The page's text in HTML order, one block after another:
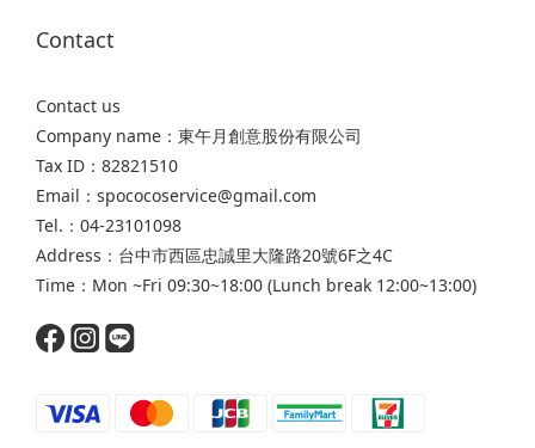
Contact
Contact us
Company name：東午月創意股份有限公司
Tax ID：82821510
Email：spococoservice@gmail.com
Tel.：04-23101098
Address：台中市西區忠誠里大隆路20號6F之4C
Time：Mon ~Fri 09:30~18:00 (Lunch break 12:00~13:00)